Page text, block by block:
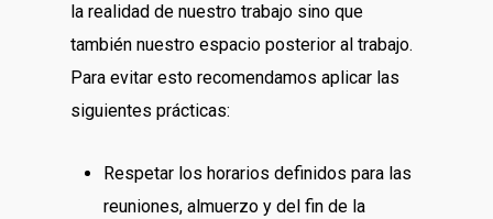
la realidad de nuestro trabajo sino que
también nuestro espacio posterior al trabajo.
Para evitar esto recomendamos aplicar las
siguientes prácticas:
Respetar los horarios definidos para las
reuniones, almuerzo y del fin de la